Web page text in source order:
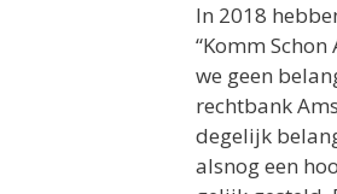
In 2018
“Komm
we geen
rechtbank
degelijk
alsnog een